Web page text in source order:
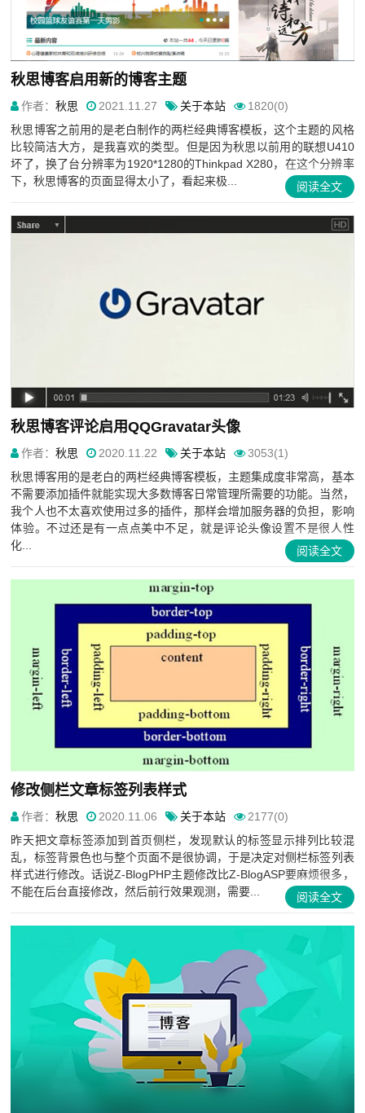
秋思博客启用新的博客主题
作者：秋思 2021.11.27 关于本站
1820(0)
秋思博客之前用的是老白制作的两栏经典博客模板，这个主题的风格
比较简洁大方，是我喜欢的类型。但是因为秋思以前用的联想U410
坏了，换了台分辨率为1920*1280的Thinkpad X280，在这个分辨率
下，秋思博客的页面显得太小了，看起来极...
阅读全文
秋思博客评论启用QQGravatar头像
作者：秋思 2020.11.22 关于本站
3053(1)
秋思博客用的是老白的两栏经典博客模板，主题集成度非常高，基本
不需要添加插件就能实现大多数博客日常管理所需要的功能。当然，
我个人也不太喜欢使用过多的插件，那样会增加服务器的负担，影响
体验。不过还是有一点点美中不足，就是评论头像设置不是很人性
化...
阅读全文
修改侧栏文章标签列表样式
作者：秋思 2020.11.06 关于本站
2177(0)
昨天把文章标签添加到首页侧栏，发现默认的标签显示排列比较混
乱，标签背景色也与整个页面不是很协调，于是决定对侧栏标签列表
样式进行修改。话说Z-BlogPHP主题修改比Z-BlogASP要麻烦很多，
不能在后台直接修改，然后前行效果观测，需要...
阅读全文